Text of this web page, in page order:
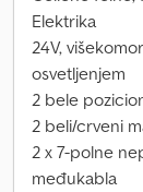
Elektrika
24V,
osvetljenjem
2 bele
2 beli/crveni
2 x 7-polne
međukabla